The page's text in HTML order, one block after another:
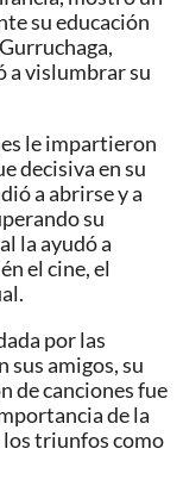
su educación
a vislumbrar su
le impartieron
decisiva en su
a abrirse y a
su
la ayudó a
el cine, el
por las
sus amigos, su
de canciones fue
de la
los triunfos como